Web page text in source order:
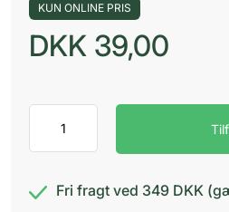
KUN ONLINE PRIS
DKK 39,00
Flydende
Sæbe
Fri fragt ved 349 DKK